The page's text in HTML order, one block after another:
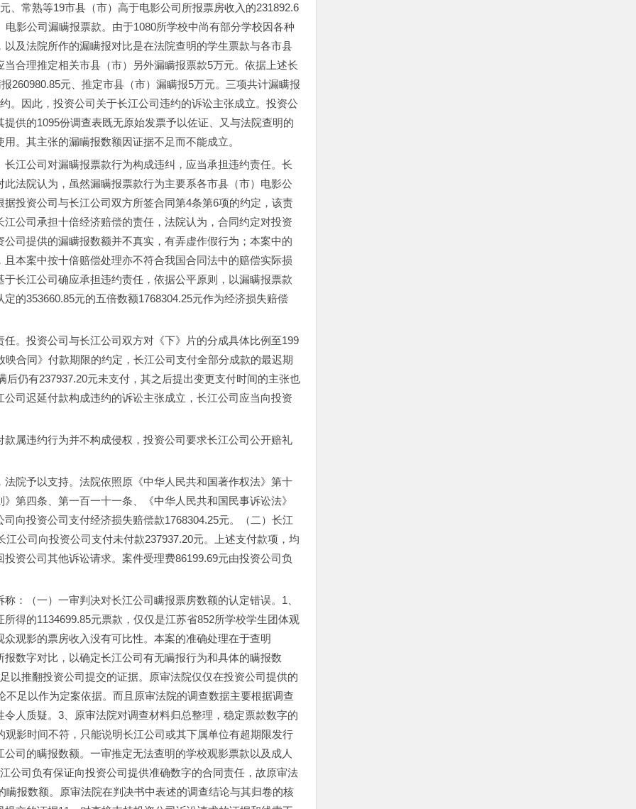
、常熟等19市县（市）高于电影公司所报票房收入的231892.6
影公司漏瞒报票款。由于1080所学校中尚有部分学校因各种
及法院所作的漏瞒报对比是在法院查明的学生票款与各市县
合理推定相关市县（市）另外漏瞒报票款5万元。依据上述长
260980.85元、推定市县（市）漏瞒报5万元。三项共计漏瞒报
。因此，投资公司关于长江公司违约的诉讼主张成立。投资公
供的1095份调查表既无原始发票予以佐证、又与法院查明的
。其主张的漏瞒报数额因证据不足而不能成立。
公司对漏瞒报票款行为构成违纠，应当承担违约责任。长
法院认为，虽然漏瞒报票款行为主要系各市县（市）电影公
投资公司与长江公司双方所签合同第4条第6项的约定，该责
公司承担十倍经济赔偿的责任，法院认为，合同约定对投资
司提供的漏瞒报数额并不真实，有弄虚作假行为；本案中的
本案中按十倍赔偿处理亦不符合我国合同法中的赔偿实际损
长江公司确应承担违约责任，依据公平原则，以漏瞒报票款
的353660.85元的五倍数额1768304.25元作为经济损失赔偿
投资公司与长江公司双方对《下》片的分成具体比例至199
合同》付款期限的约定，长江公司支付全部分成款的最迟期
后仍有237937.20元未支付，其之后提出变更支付时间的主张也
司迟延付款构成违约的诉讼主张成立，长江公司应当向投资
违约行为并不构成侵权，投资公司要求长江公司公开赔礼
予以支持。法院依照原《中华人民共和国著作权法》第十
第四条、第一百一十一条、《中华人民共和国民事诉讼法》
向投资公司支付经济损失赔偿款1768304.25元。（二）长江
公司向投资公司支付未付款237937.20元。上述支付款项，均
资公司其他诉讼请求。案件受理费86199.69元由投资公司负
（一）一审判决对长江公司瞒报票房数额的认定错误。1、
得的1134699.85元票款，仅仅是江苏省852所学校学生团体观
观影的票房收入没有可比性。本案的准确处理在于查明
数字对比，以确定长江公司有无瞒报行为和具体的瞒报数
以推翻投资公司提交的证据。原审法院仅仅在投资公司提供的
足以作为定案依据。而且原审法院的调查数据主要根据调查
人质疑。3、原审法院对调查材料归总整理，稳定票款数字的
影时间不符，只能说明长江公司或其下属单位有超期限发行
司的瞒报数额。一审推定无法查明的学校观影票款以及成人
公司负有保证向投资公司提供准确数字的合同责任，故原审法
报数额。原审法院在判决书中表述的调查结论与其归卷的核